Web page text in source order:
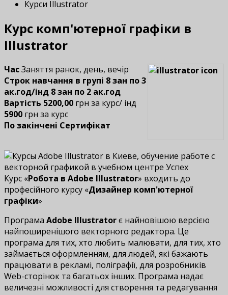
Курси Illustrator
Курс комп'ютерної графіки в
Illustrator
ЧасЗаняття ранок, день, вечір
Строк навчання в групі 8 зан по 3
ак.год/інд 8 зан по 2 ак.год
Вартість 5200,00 грн за курс/ інд
5900 грн за курс
По закінчені Сертифікат
Курс «Робота в Adobe Illustrator» входить до
професійного курсу «Дизайнер комп'ютерної
графіки»
Програма Adobe Illustratorє найновішою версією
найпоширенішого векторного редактора. Це
програма для тих, хто любить малювати, для тих, хто
займається оформленням, для людей, які бажають
працювати в рекламі, поліграфії, для розробників
Web-сторінок та багатьох інших. Програма надає
величезні можливості для створення та редагування